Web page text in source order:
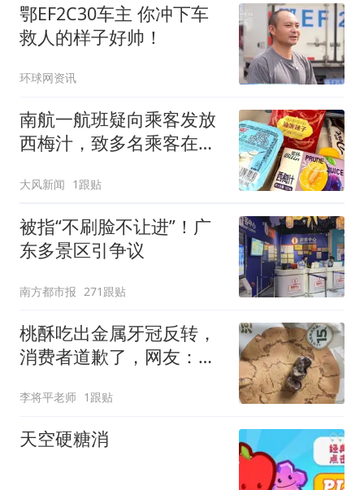
鄂EF2C30车主 你冲下车
救人的样子好帅！
环球网资讯
南航一航班疑向乘客发放
西梅汁，致多名乘客在飞
客：机上100多人只有2个
厕所；客服回应：并非每
架飞机都会发放西梅汁
大风新闻 1跟贴
被指“不刷脸不让进”！广
东多景区引争议
南方都市报 271跟贴
桃酥吃出金属牙冠反转，
消费者道歉了，网友：不
李将平老师 1跟贴
天空硬糖消